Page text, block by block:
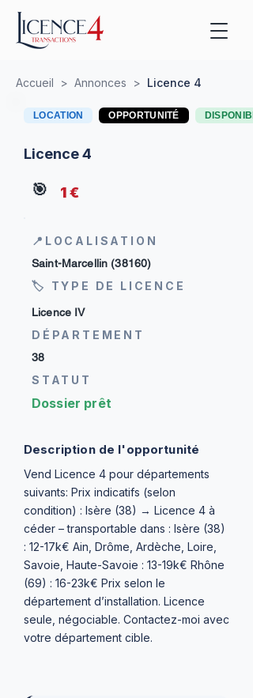
Accueil > Annonces > Licence 4
LOCATION OPPORTUNITÉ
Licence 4
🎯 1 €
📍LOCALISATION
Saint-Marcellin (38160)
🏷 TYPE DE LICENCE
Licence IV
DÉPARTEMENT
38
STATUT
Dossier prêt
Description de l'opportunité
Vend Licence 4 pour départements
suivants: Prix indicatifs (selon
condition) : Isère (38) → Licence 4 à
céder – transportable dans : Isère (38)
: 12-17k€ Ain, Drôme, Ardèche, Loire,
Savoie, Haute-Savoie : 13-19k€ Rhône
(69) : 16-23k€ Prix selon le
département d’installation. Licence
seule, négociable. Contactez-moi avec
votre département cible.